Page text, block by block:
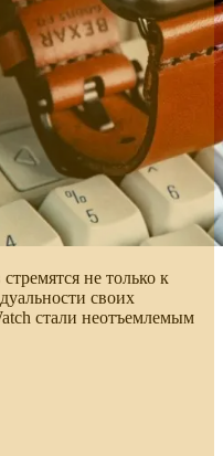
не только к
своих
стали неотъемлемым